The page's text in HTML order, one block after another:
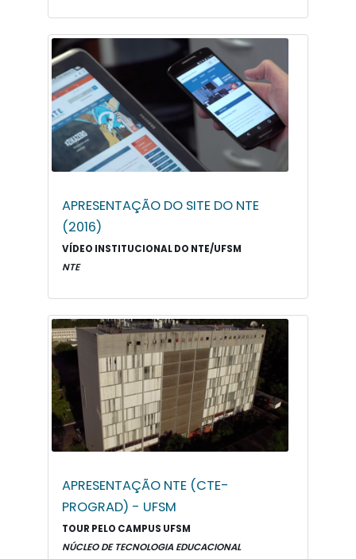
APRESENTAÇÃO DO SITE DO NTE
(2016)
VÍDEO INSTITUCIONAL DO NTE/UFSM
NTE
APRESENTAÇÃO NTE (CTE-
PROGRAD) - UFSM
TOUR PELO CAMPUS UFSM
NÚCLEO DE TECNOLOGIA EDUCACIONAL